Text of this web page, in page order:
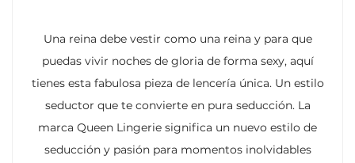
Una reina debe vestir como una reina y para que
puedas vivir noches de gloria de forma sexy, aquí
tienes esta fabulosa pieza de lencería única. Un estilo
seductor que te convierte en pura seducción. La
marca Queen Lingerie significa un nuevo estilo de
seducción y pasión para momentos inolvidables